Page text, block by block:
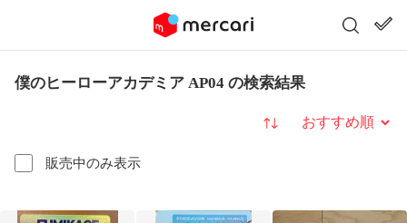
僕のヒーローアカデミア AP04 の検索結果
販売中のみ表示
並び替え